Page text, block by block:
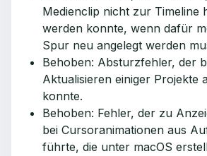
Medienclip nicht zur Timeline
werden konnte, wenn dafür
Spur neu angelegt werden
Behoben: Absturzfehler, der
Aktualisieren einiger Projekte
konnte.
Behoben: Fehler, der zu
bei Cursoranimationen aus
führte, die unter macOS